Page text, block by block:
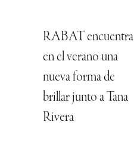
RABAT encuentra
en el verano una
nueva forma de
brillar junto a Tana
Rivera